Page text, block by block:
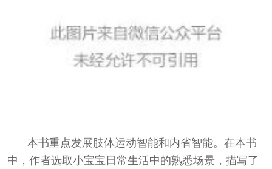
本书重点发展肢体运动智能和内省智能。在本书
中，作者选取小宝宝日常生活中的熟悉场景，描写了